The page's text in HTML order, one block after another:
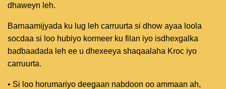
dhaweyn leh.
Barnaamijyada ku lug leh carruurta si dhow ayaa loola
socdaa si loo hubiyo kormeer ku filan iyo isdhexgalka
badbaadada leh ee u dhexeeya shaqaalaha Kroc iyo
carruurta.
• Si loo horumariyo deegaan nabdoon oo ammaan ah,